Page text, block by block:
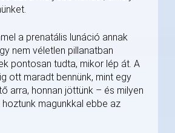
a prenatális lunáció annak
nem véletlen pillanatban
pontosan tudta, mikor lép át. A
ott maradt bennünk, mint egy
arra, honnan jöttünk – és milyen
magunkkal ebbe az